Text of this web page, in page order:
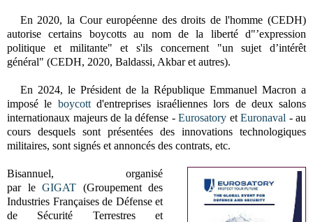
En 2020, la Cour européenne des droits de l'homme (CEDH)
autorise certains boycotts au nom de la liberté d"’expression
politique et militante" et s'ils concernent "un sujet d’intérêt
général" (CEDH, 2020, Baldassi, Akbar et autres).
En 2024, le Président de la République Emmanuel Macron a
imposé le boycottd'entreprises israéliennes lors de deux salons
internationaux majeurs de la défense - Eurosatory et Euronaval - au
cours desquels sont présentées des innovations technologiques
militaires, sont signés et annoncés des contrats, etc.
Bisannuel, organisé
par leGIGAT (Groupement des
Industries Françaises de Défense et
de Sécurité Terrestres et